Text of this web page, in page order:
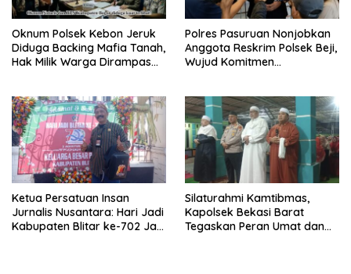
Oknum Polsek Kebon Jeruk
Diduga Backing Mafia Tanah,
Hak Milik Warga Dirampas
Polres Pasuruan Nonjobkan
Anggota Reskrim Polsek Beji,
Wujud Komitmen
Ketua Persatuan Insan
Jurnalis Nusantara: Hari Jadi
Kabupaten Blitar ke-702 Jadi
Silaturahmi Kamtibmas,
Kapolsek Bekasi Barat
Tegaskan Peran Umat dan